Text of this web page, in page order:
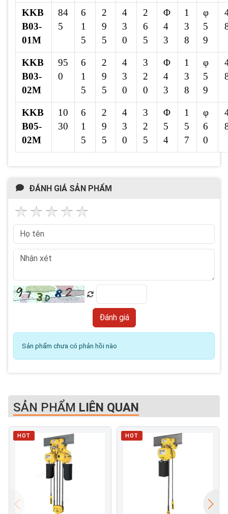
KKB
B03-
01M
84
5
6
1
5
2
9
5
4
3
0
2
6
5
Φ
4
3
1
3
8
φ
5
9
KKB
B03-
02M
95
0
6
1
5
2
9
5
4
3
0
3
2
0
Φ
4
3
1
3
8
φ
5
9
KKB
B05-
02M
10
30
6
1
5
2
9
5
4
3
0
3
2
5
Φ
5
4
1
5
7
φ
6
0
ĐÁNH GIÁ SẢN PHẨM
Sản phẩm chưa có phản hồi nào
SẢN PHẨM LIÊN QUAN
HOT HOT